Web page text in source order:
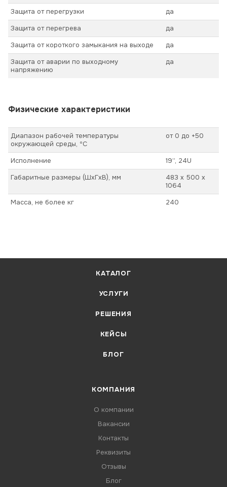
Защита от перегрузки
да
Защита от перегрева
да
Защита от короткого замыкания на выходе
да
Защита от аварии по выходному
напряжению
да
Физические характеристики
Диапазон рабочей температуры
окружающей среды, ºС
от 0 до +50
Исполнение
19”, 24U
Габаритные размеры (ШхГхВ), мм
483 х 500 х
1064
Масса, не более кг
240
КАТАЛОГ
УСЛУГИ
РЕШЕНИЯ
КЕЙСЫ
БЛОГ
КОМПАНИЯ
О компании
Вакансии
Контакты
Реквизиты
Отзывы
Блог